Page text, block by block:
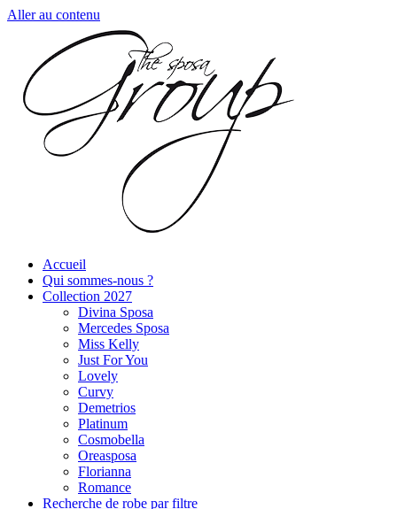
Aller au contenu
Accueil
Qui sommes-nous ?
Collection 2027
Divina Sposa
Mercedes Sposa
Miss Kelly
Just For You
Lovely
Curvy
Demetrios
Platinum
Cosmobella
Oreasposa
Florianna
Romance
Recherche de robe par filtre